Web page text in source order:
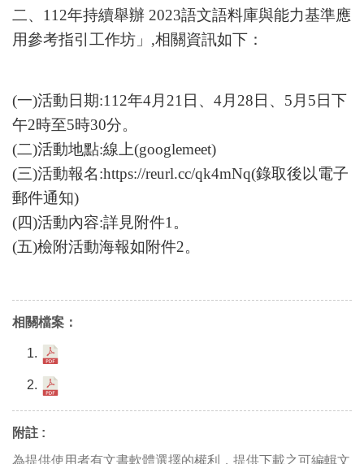
二、112年持續舉辦 2023語文語料庫與能力基準應
用參考指引工作坊」,相關資訊如下：
(一)活動日期:112年4月21日、4月28日、5月5日下
午2時至5時30分。
(二)活動地點:線上(googlemeet)
(三)活動報名:https://reurl.cc/qk4mNq(錄取後以電子
郵件通知)
(四)活動內容:詳見附件1。
(五)檢附活動海報如附件2。
相關檔案：
附註 :
為提供使用者有文書軟體選擇的權利，提供下載之可編輯文